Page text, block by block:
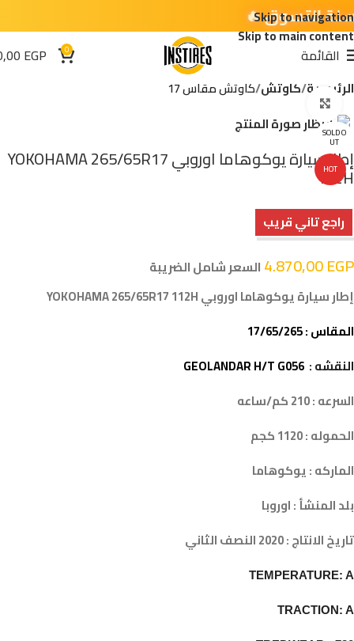
Skip to navigation
Skip to main content
القائمة 0
EGP
الرئيسية كاوتش كاوتش مقاس 17
SOLD O
UT
HOT
إطار سيارة يوكوهاما اوروبي YOKOHAMA 265/65R17
112H
راجع تاني قريب
4.870,00EGP
السعر شامل الضريبة
إطار سيارة يوكوهاما اوروبي YOKOHAMA 265/65R17 112H
المقاس : 17/65/265
النقشه : GEOLANDAR H/T G056
السرعه : 210 كم/ساعه
الحموله : 1120 كجم
الماركه : يوكوهاما
بلد المنشأ : اوروبا
تاريخ الانتاج : 2020 النصف الثاني
TEMPERATURE: A
TRACTION: A